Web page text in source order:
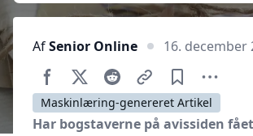
AfSenior Online 16. december
Maskinlæring-genereret Artikel
Har bogstaverne på avissiden